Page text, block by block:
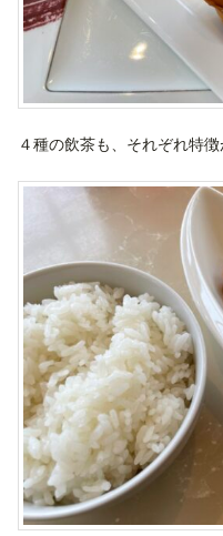
４種の飲茶も、それぞれ特